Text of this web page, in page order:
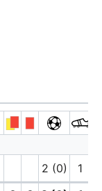
2 (0)
1